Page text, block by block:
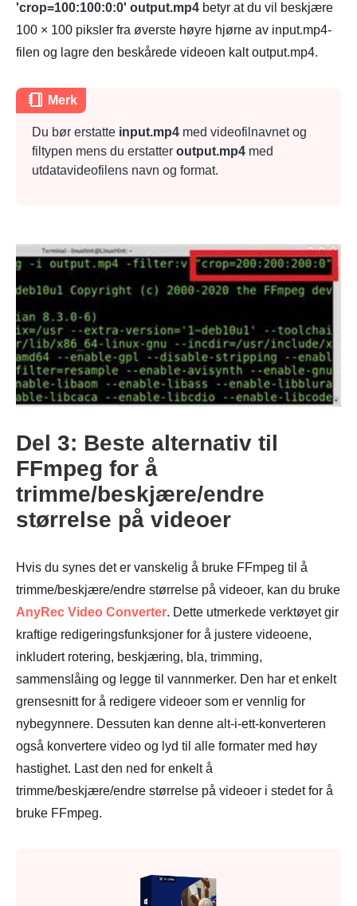
Trinn 5.
'crop=100:100:0:0' output.mp4 betyr at du vil beskjære
100 × 100 piksler fra øverste høyre hjørne av input.mp4-
filen og lagre den beskårede videoen kalt output.mp4.
Merk
Du bør erstatte input.mp4 med videofilnavnet og
filtypen mens du erstatter output.mp4 med
utdatavideofilens navn og format.
Del 3: Beste alternativ til
FFmpeg for å
trimme/beskjære/endre
størrelse på videoer
Hvis du synes det er vanskelig å bruke FFmpeg til å
trimme/beskjære/endre størrelse på videoer, kan du bruke
AnyRec Video Converter. Dette utmerkede verktøyet gir
kraftige redigeringsfunksjoner for å justere videoene,
inkludert rotering, beskjæring, bla, trimming,
sammenslåing og legge til vannmerker. Den har et enkelt
grensesnitt for å redigere videoer som er vennlig for
nybegynnere. Dessuten kan denne alt-i-ett-konverteren
også konvertere video og lyd til alle formater med høy
hastighet. Last den ned for enkelt å
trimme/beskjære/endre størrelse på videoer i stedet for å
bruke FFmpeg.